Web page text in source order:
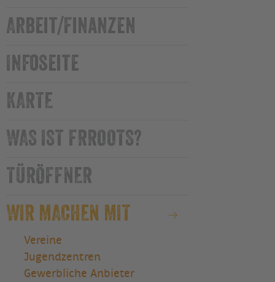
Arbeit/Finanzen
Infoseite
KARTE
WAS IST FRROOTS?
TÜRÖFFNER
WIR MACHEN MIT
Vereine
Jugendzentren
Gewerbliche Anbieter